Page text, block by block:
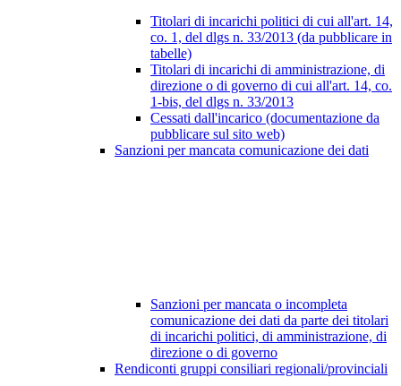
Titolari di incarichi politici di cui all'art. 14,
co. 1, del dlgs n. 33/2013 (da pubblicare in
tabelle)
Titolari di incarichi di amministrazione, di
direzione o di governo di cui all'art. 14, co.
1-bis, del dlgs n. 33/2013
Cessati dall'incarico (documentazione da
pubblicare sul sito web)
Sanzioni per mancata comunicazione dei dati
Sanzioni per mancata o incompleta
comunicazione dei dati da parte dei titolari
di incarichi politici, di amministrazione, di
direzione o di governo
Rendiconti gruppi consiliari regionali/provinciali